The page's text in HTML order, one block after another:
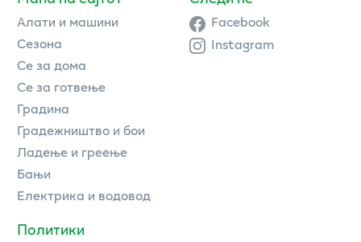
Алати и машини
Сезона
Се за дома
Се за готвење
Градина
Градежништво и бои
Ладење и греење
Бањи
Електрика и водовод
Политики
Facebook
Instagram